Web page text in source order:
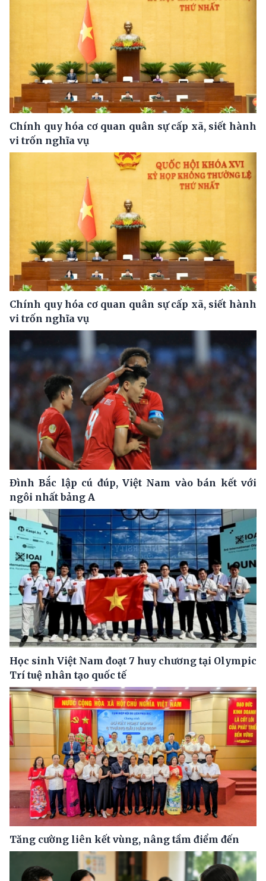
Chính quy hóa cơ quan quân sự cấp xã, siết hành
vi trốn nghĩa vụ
Chính quy hóa cơ quan quân sự cấp xã, siết hành
vi trốn nghĩa vụ
Đình Bắc lập cú đúp, Việt Nam vào bán kết với
ngôi nhất bảng A
Học sinh Việt Nam đoạt 7 huy chương tại Olympic
Trí tuệ nhân tạo quốc tế
Tăng cường liên kết vùng, nâng tầm điểm đến